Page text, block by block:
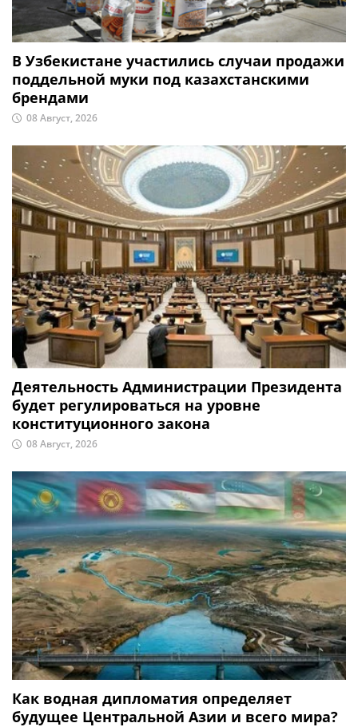
В Узбекистане участились случаи продажи
поддельной муки под казахстанскими
брендами
08 Август, 2026
Деятельность Администрации Президента
будет регулироваться на уровне
конституционного закона
08 Август, 2026
Как водная дипломатия определяет
будущее Центральной Азии и всего мира?